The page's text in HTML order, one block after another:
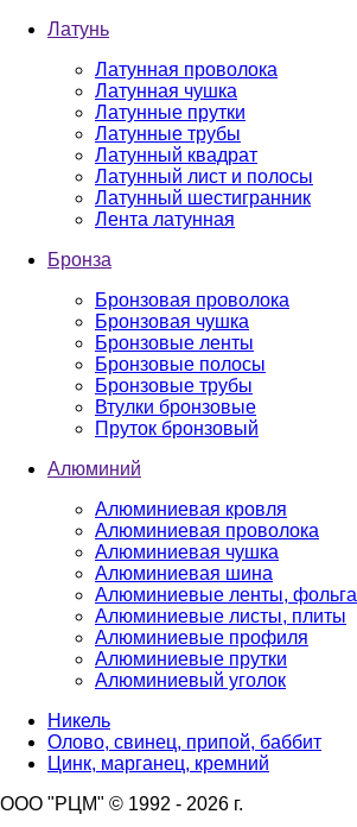
Латунь
Латунная проволока
Латунная чушка
Латунные прутки
Латунные трубы
Латунный квадрат
Латунный лист и полосы
Латунный шестигранник
Лента латунная
Бронза
Бронзовая проволока
Бронзовая чушка
Бронзовые ленты
Бронзовые полосы
Бронзовые трубы
Втулки бронзовые
Пруток бронзовый
Алюминий
Алюминиевая кровля
Алюминиевая проволока
Алюминиевая чушка
Алюминиевая шина
Алюминиевые ленты, фольга
Алюминиевые листы, плиты
Алюминиевые профиля
Алюминиевые прутки
Алюминиевый уголок
Никель
Олово, свинец, припой, баббит
Цинк, марганец, кремний
ООО "РЦМ" © 1992 - 2026 г.